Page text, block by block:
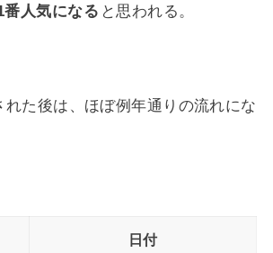
人気になる と思われる。
れた後は、ほぼ例年通りの流れにな
日付